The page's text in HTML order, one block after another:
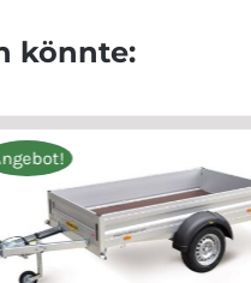
könnte: